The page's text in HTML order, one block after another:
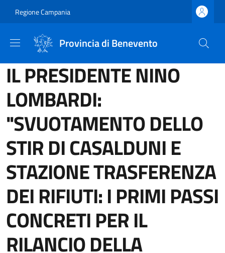
Regione Campania
Provincia di Benevento
IL PRESIDENTE NINO
LOMBARDI:
"SVUOTAMENTO DELLO
STIR DI CASALDUNI E
STAZIONE TRASFERENZA
DEI RIFIUTI: I PRIMI PASSI
CONCRETI PER IL
RILANCIO DELLA